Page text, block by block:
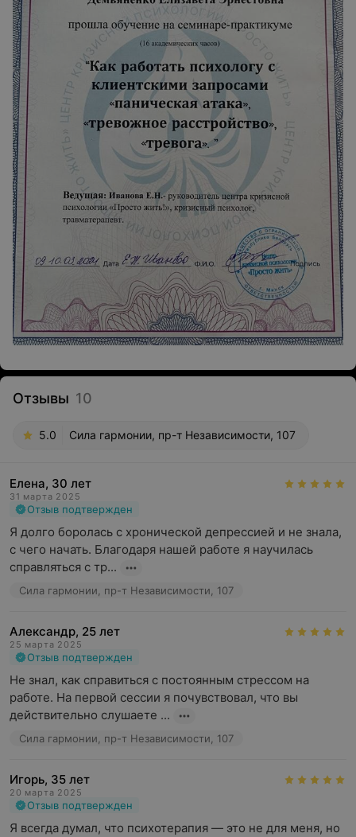
Отзывы 10
5.0 Сила гармонии, пр-т Независимости, 107
Елена, 30 лет
31 марта 2025
Отзыв подтвержден
Я долго боролась с хронической депрессией и не знала,
с чего начать. Благодаря нашей работе я научилась
справляться с тр...
Сила гармонии, пр-т Независимости, 107
Александр, 25 лет
25 марта 2025
Отзыв подтвержден
Не знал, как справиться с постоянным стрессом на
работе. На первой сессии я почувствовал, что вы
действительно слушаете ...
Сила гармонии, пр-т Независимости, 107
Игорь, 35 лет
20 марта 2025
Отзыв подтвержден
Я всегда думал, что психотерапия — это не для меня, но